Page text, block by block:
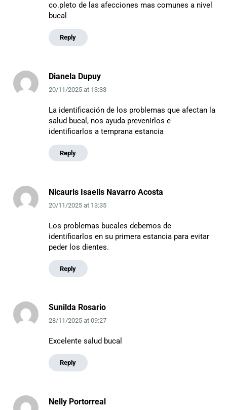
co.pleto de las afecciones mas comunes a nivel
bucal
Reply
Dianela Dupuy
20/11/2025at 13:33
La identificación de los problemas que afectan la
salud bucal, nos ayuda prevenirlos e
identificarlos a temprana estancia
Reply
Nicauris Isaelis Navarro Acosta
20/11/2025at 13:35
Los problemas bucales debemos de
identificarlos en su primera estancia para evitar
peder los dientes.
Reply
Sunilda Rosario
28/11/2025at 09:27
Excelente salud bucal
Reply
Nelly Portorreal